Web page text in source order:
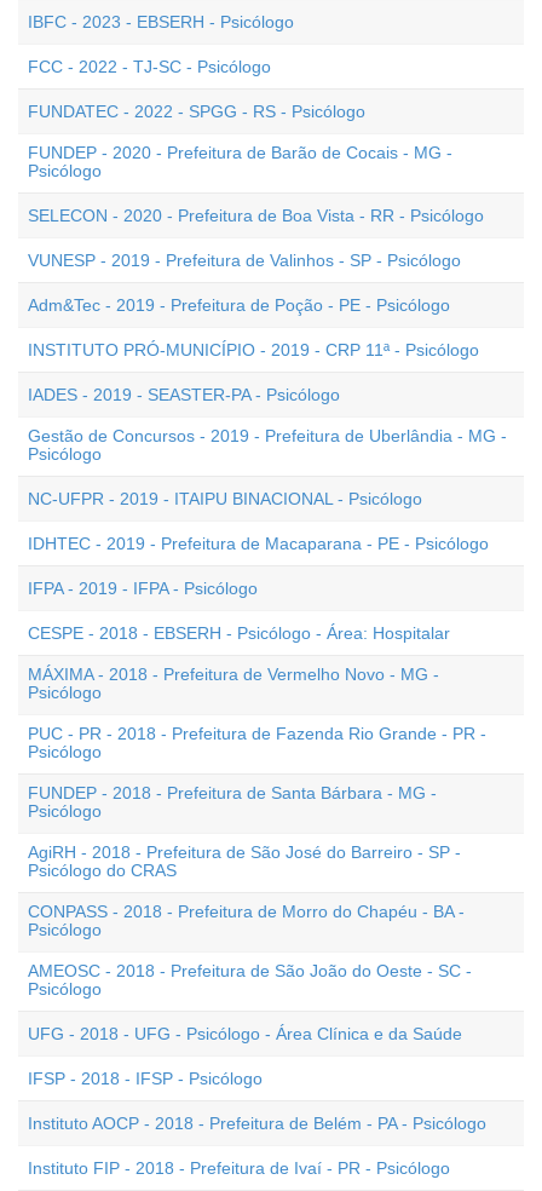
IBFC - 2023 - EBSERH - Psicólogo
FCC - 2022 - TJ-SC - Psicólogo
FUNDATEC - 2022 - SPGG - RS - Psicólogo
FUNDEP - 2020 - Prefeitura de Barão de Cocais - MG -
Psicólogo
SELECON - 2020 - Prefeitura de Boa Vista - RR - Psicólogo
VUNESP - 2019 - Prefeitura de Valinhos - SP - Psicólogo
Adm&Tec - 2019 - Prefeitura de Poção - PE - Psicólogo
INSTITUTO PRÓ-MUNICÍPIO - 2019 - CRP 11ª - Psicólogo
IADES - 2019 - SEASTER-PA - Psicólogo
Gestão de Concursos - 2019 - Prefeitura de Uberlândia - MG -
Psicólogo
NC-UFPR - 2019 - ITAIPU BINACIONAL - Psicólogo
IDHTEC - 2019 - Prefeitura de Macaparana - PE - Psicólogo
IFPA - 2019 - IFPA - Psicólogo
CESPE - 2018 - EBSERH - Psicólogo - Área: Hospitalar
MÁXIMA - 2018 - Prefeitura de Vermelho Novo - MG -
Psicólogo
PUC - PR - 2018 - Prefeitura de Fazenda Rio Grande - PR -
Psicólogo
FUNDEP - 2018 - Prefeitura de Santa Bárbara - MG -
Psicólogo
AgiRH - 2018 - Prefeitura de São José do Barreiro - SP -
Psicólogo do CRAS
CONPASS - 2018 - Prefeitura de Morro do Chapéu - BA -
Psicólogo
AMEOSC - 2018 - Prefeitura de São João do Oeste - SC -
Psicólogo
UFG - 2018 - UFG - Psicólogo - Área Clínica e da Saúde
IFSP - 2018 - IFSP - Psicólogo
Instituto AOCP - 2018 - Prefeitura de Belém - PA - Psicólogo
Instituto FIP - 2018 - Prefeitura de Ivaí - PR - Psicólogo